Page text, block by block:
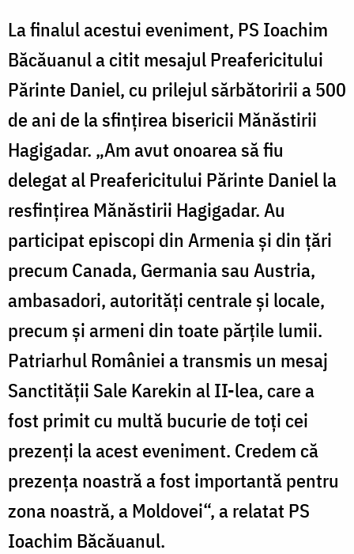
La finalul acestui eveniment, PS Ioachim
Băcăuanul a citit mesajul Preafericitului
Părinte Daniel, cu prilejul sărbătoririi a 500
de ani de la sfinţirea bisericii Mănăstirii
Hagigadar. „Am avut onoarea să fiu
delegat al Preafericitului Părinte Daniel la
resfinţirea Mănăstirii Hagigadar. Au
participat episcopi din Armenia şi din ţări
precum Canada, Germania sau Austria,
ambasadori, autorităţi centrale şi locale,
precum şi armeni din toate părţile lumii.
Patriarhul României a transmis un mesaj
Sanctităţii Sale Karekin al II-lea, care a
fost primit cu multă bucurie de toţi cei
prezenţi la acest eveniment. Credem că
prezenţa noastră a fost importantă pentru
zona noastră, a Moldovei“, a relatat PS
Ioachim Băcăuanul.